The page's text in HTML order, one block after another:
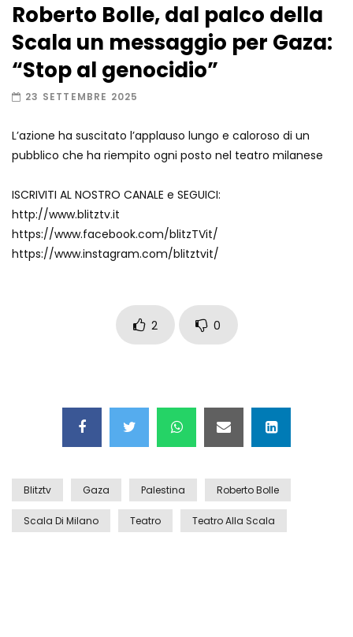
Un metro di neve in poche ore a Prato
Nevoso
Roma, la metro C diventa un museo:
ecco cosa c’è nelle nuove stazioni
Lucca, blitz della Finanza nello studio
medico abusivo
showroom
brillare
Auto contromano a Napoli: il caos dopo
Roberto Bolle, dal palco della
Scala un messaggio per Gaza:
“Stop al genocidio”
23 SETTEMBRE 2025
L’azione ha suscitato l’applauso lungo e caloroso di un
pubblico che ha riempito ogni posto nel teatro milanese
ISCRIVITI AL NOSTRO CANALE e SEGUICI:
http://www.blitztv.it
https://www.facebook.com/blitzTVit/
https://www.instagram.com/blitztvit/
2 0
Blitztv Gaza Palestina Roberto Bolle
Scala Di Milano Teatro Teatro Alla Scala